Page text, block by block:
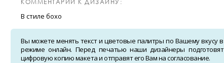
КОММЕНТАРИИ К ДИЗАЙНУ:
В стиле бохо
Вы можете менять текст и цветовые палитры по Вашему вкусу в
режиме онлайн. Перед печатью наши дизайнеры подготовят
цифровую копию макета и отправят его Вам на согласование.